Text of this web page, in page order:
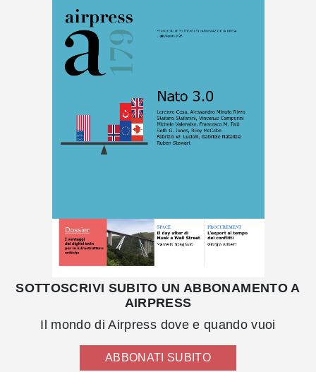
SOTTOSCRIVI SUBITO UN ABBONAMENTO A
AIRPRESS
Il mondo di Airpress dove e quando vuoi
ABBONATI SUBITO